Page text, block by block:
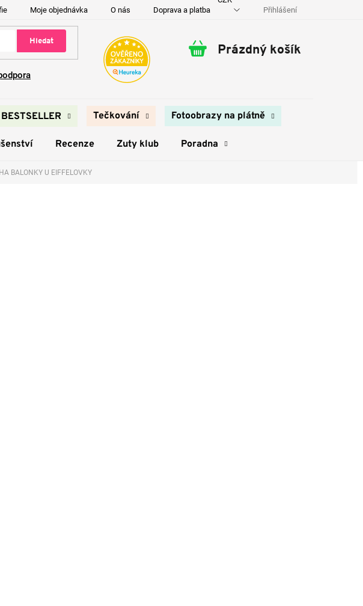
Moje objednávka O nás Doprava a platba Kontakty Přihlášení
Hledat
Nákupní
Prázdný košík
Tečkování Fotoobrazy na plátně
Recenze Zuty klub Poradna
BALONKY U EIFFELOVKY